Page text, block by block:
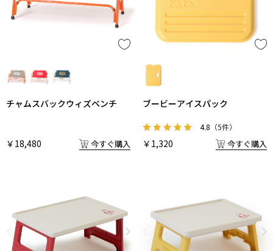
チャムスバックウィズベンチ
￥18,480 今すぐ購入
ブービーアイスパック
4.8 （5件）
￥1,320 今すぐ購入